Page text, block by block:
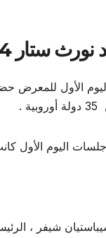
: أرقام قياسية وشراكات جديدة
.
اليوم الأول
شيفر ،